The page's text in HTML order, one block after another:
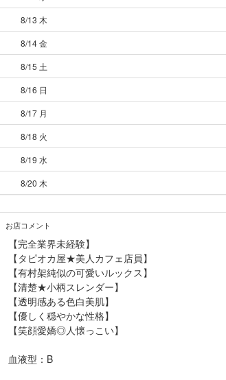
8/13 木
8/14 金
8/15 土
8/16 日
8/17 月
8/18 火
8/19 水
8/20 木
お店コメント
【完全業界未経験】
【タピオカ屋★美人カフェ店員】
【有村架純似の可愛いルックス】
【清楚★小柄スレンダー】
【透明感ある色白美肌】
【優しく穏やかな性格】
【笑顔愛嬌◎人懐っこい】
血液型：B